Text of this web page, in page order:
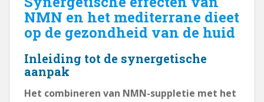
NMN en het mediterrane dieet
op de gezondheid van de huid
Inleiding tot de synergetische
aanpak
Het combineren van NMN-suppletie met het